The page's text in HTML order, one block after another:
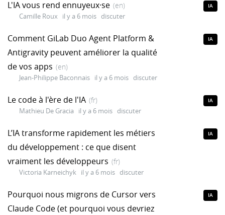
L'IA vous rend ennuyeux·se (en)
Camille Roux il y a 6 mois discuter
IA
Comment GiLab Duo Agent Platform &
Antigravity peuvent améliorer la qualité
de vos apps (en)
Jean-Philippe Baconnais il y a 6 mois discuter
IA
Le code à l'ère de l'IA (fr)
Mathieu De Gracia il y a 6 mois discuter
IA
L’IA transforme rapidement les métiers
du développement : ce que disent
vraiment les développeurs (fr)
Victoria Karneichyk il y a 6 mois discuter
IA
Pourquoi nous migrons de Cursor vers
Claude Code (et pourquoi vous devriez
IA